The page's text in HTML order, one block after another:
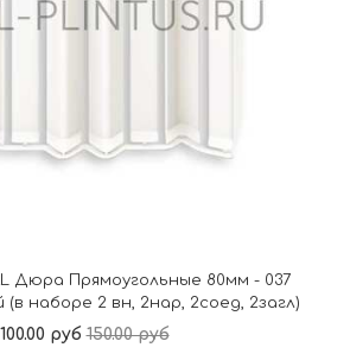
Дюра Прямоугольные 80мм - 037
наборе 2 вн, 2нар, 2соед, 2загл)
100.00 руб 150.00 руб